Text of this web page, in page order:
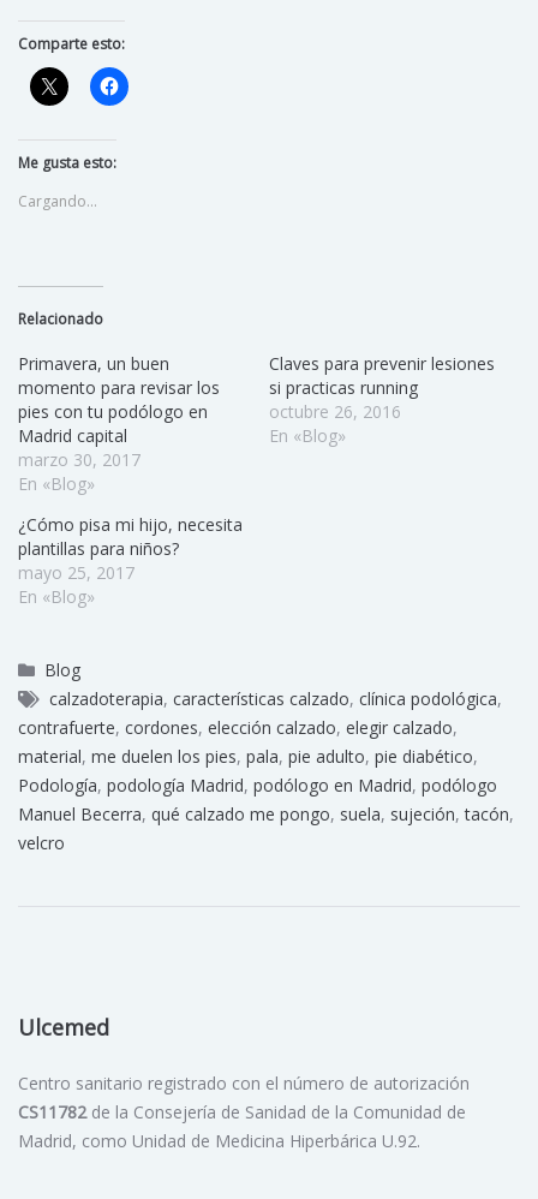
Comparte esto:
Me gusta esto:
Cargando...
Relacionado
Primavera, un buen
momento para revisar los
pies con tu podólogo en
Madrid capital
marzo 30, 2017
En «Blog»
Claves para prevenir lesiones
si practicas running
octubre 26, 2016
En «Blog»
¿Cómo pisa mi hijo, necesita
plantillas para niños?
mayo 25, 2017
En «Blog»
Blog
calzadoterapia, características calzado, clínica podológica,
contrafuerte, cordones, elección calzado, elegir calzado,
material, me duelen los pies, pala, pie adulto, pie diabético,
Podología, podología Madrid, podólogo en Madrid, podólogo
Manuel Becerra, qué calzado me pongo, suela, sujeción,tacón,
velcro
Ulcemed
Centro sanitario registrado con el número de autorización
CS11782de la Consejería de Sanidad de la Comunidad de
Madrid, como Unidad de Medicina Hiperbárica U.92.